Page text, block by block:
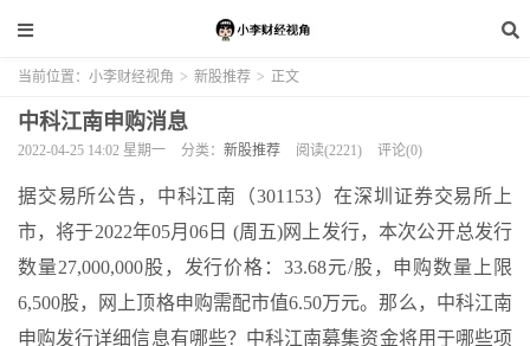
当前位置： 小李财经视角 > 新股推荐 > 正文
中科江南申购消息
2022-04-25 14:02 星期一 分类： 新股推荐 阅读(2221) 评论(0)
据交易所公告，中科江南（301153）在深圳证券交易所上
市，将于2022年05月06日 (周五)网上发行，本次公开总发行
数量27,000,000股，发行价格：33.68元/股，申购数量上限
6,500股，网上顶格申购需配市值6.50万元。那么，中科江南
申购发行详细信息有哪些？中科江南募集资金将用于哪些项